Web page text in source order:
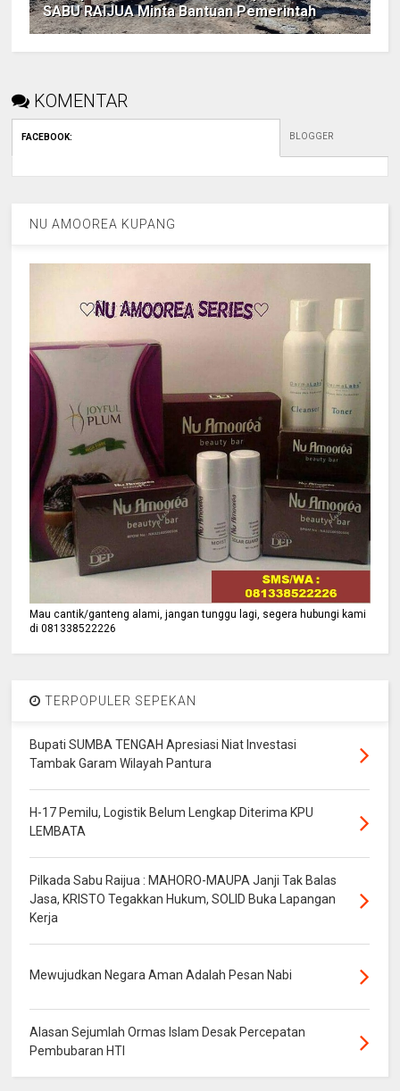
SABU RAIJUA Minta Bantuan Pemerintah
KOMENTAR
FACEBOOK: BLOGGER
NU AMOOREA KUPANG
Mau cantik/ganteng alami, jangan tunggu lagi, segera hubungi kami
di 081338522226
TERPOPULER SEPEKAN
Bupati SUMBA TENGAH Apresiasi Niat Investasi
Tambak Garam Wilayah Pantura
H-17 Pemilu, Logistik Belum Lengkap Diterima KPU
LEMBATA
Pilkada Sabu Raijua : MAHORO-MAUPA Janji Tak Balas
Jasa, KRISTO Tegakkan Hukum, SOLID Buka Lapangan
Kerja
Mewujudkan Negara Aman Adalah Pesan Nabi
Alasan Sejumlah Ormas Islam Desak Percepatan
Pembubaran HTI